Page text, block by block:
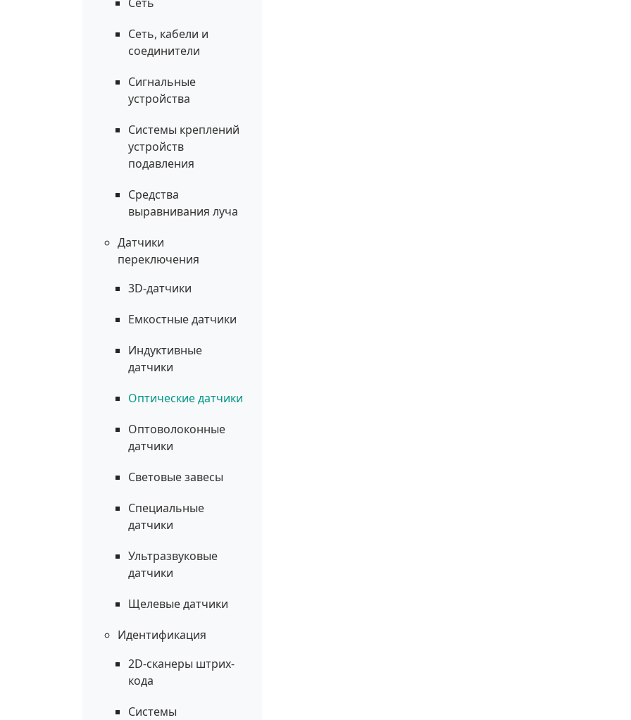
Сеть, кабели и
соединители
Сигнальные
устройства
Системы креплений
устройств
подавления
Средства
выравнивания луча
Датчики
переключения
3D-датчики
Емкостные датчики
Индуктивные
датчики
Оптические датчики
Оптоволоконные
датчики
Световые завесы
Специальные
датчики
Ультразвуковые
датчики
Щелевые датчики
Идентификация
2D-сканеры штрих-
кода
Системы